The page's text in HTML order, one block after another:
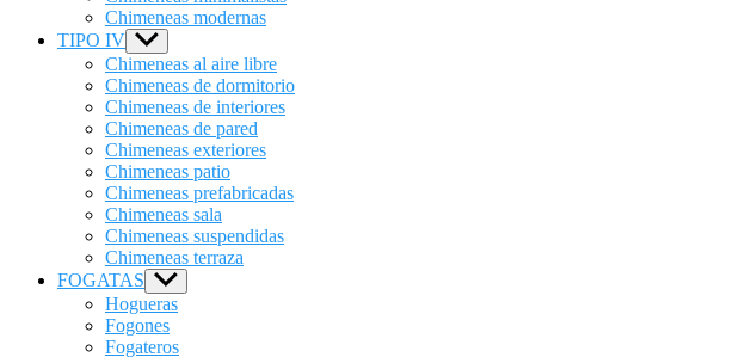
Chimeneas modernas
TIPO IV Show
sub
menu
Chimeneas al aire libre
Chimeneas de dormitorio
Chimeneas de interiores
Chimeneas de pared
Chimeneas exteriores
Chimeneas patio
Chimeneas prefabricadas
Chimeneas sala
Chimeneas suspendidas
Chimeneas terraza
FOGATAS Show
sub
menu
Hogueras
Fogones
Fogateros